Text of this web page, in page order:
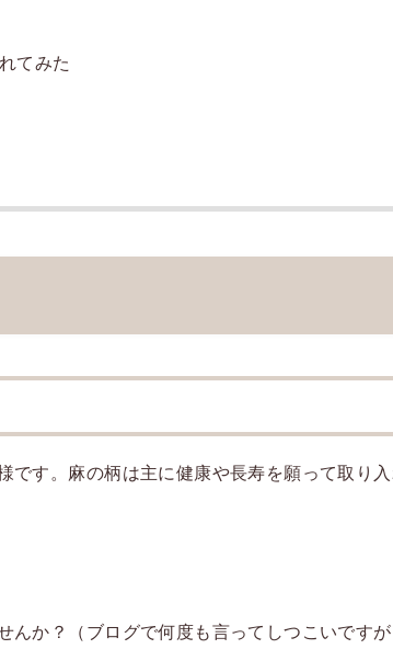
てみた
です。麻の柄は主に健康や長寿を願って取り
か？（ブログで何度も言ってしつこいですが